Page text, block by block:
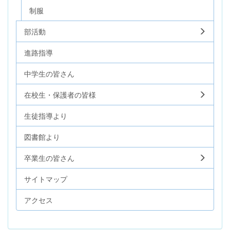
制服
部活動
進路指導
中学生の皆さん
在校生・保護者の皆様
生徒指導より
図書館より
卒業生の皆さん
サイトマップ
アクセス